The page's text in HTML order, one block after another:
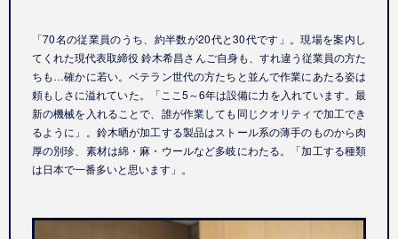
「70名の従業員のうち、約半数が20代と30代です」。現場を案内し
てくれた現代表取締役 鈴木希昌さんご自身も、すれ違う従業員の方た
ちも…確かに若い。ベテラン世代の方たちと並んで作業にあたる姿は
頼もしさに溢れていた。「ここ5～6年は設備に力を入れています。最
新の機械を入れることで、誰が作業しても同じクオリティで加工でき
るように」。鈴木晒が加工する製品はストール系の薄手のものから肉
厚の別珍、素材は綿・麻・ウールなど多岐にわたる。「加工する種類
は日本で一番多いと思います」。